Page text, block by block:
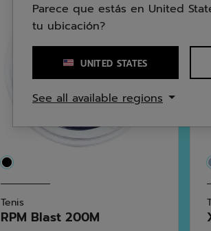
Tenis
RPM Blast 200M
Parece que estás en United
tu ubicación?
UNITED STATES
See all available regions